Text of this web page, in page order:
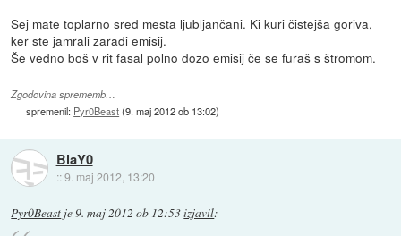
Sej mate toplarno sred mesta ljubljančani. Ki kuri čistejša goriva,
ker ste jamrali zaradi emisij.
Še vedno boš v rit fasal polno dozo emisij če se furaš s štromom.
Zgodovina sprememb…
spremenil: Pyr0Beast(9. maj 2012 ob 13:02)
BlaY0
::9. maj 2012, 13:20
Pyr0Beast je 9. maj 2012 ob 12:53izjavil: